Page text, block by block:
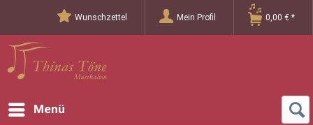
Wunschzettel Mein Profil 0,00 € *
Menü